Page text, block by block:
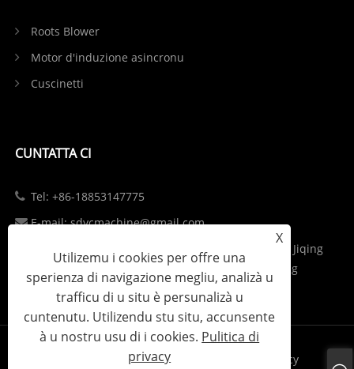
Roots Blower
Motor d'induzione asincronu
Cuscinetti
CUNTATTA CI
Tel: +86-18853147775
E-mail: sdycmachine@gmail.com
Add: Parcu industriale à l'intersezzione di S102 è Jiqing
Highway in Zhangqiu District, Jinan City, Shandong
Province, China
Sitemap RSS Pulitica di privacy
X
Utilizemu i cookies per offre una
sperienza di navigazione megliu, analizà u
trafficu di u situ è ​​persunalizà u
cuntenutu. Utilizendu stu situ, accunsente
à u nostru usu di i cookies. Pulitica di
privacy